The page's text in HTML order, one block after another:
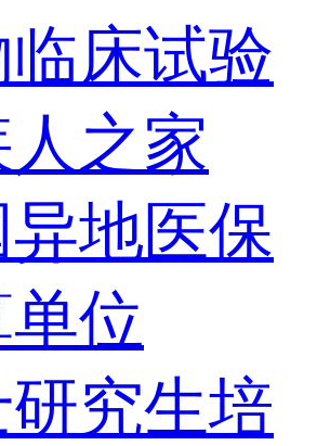
床试验
之家
地医保
位
究生培